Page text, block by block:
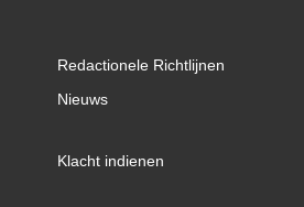
Redactionele Richtlijnen
Nieuws
Klacht indienen